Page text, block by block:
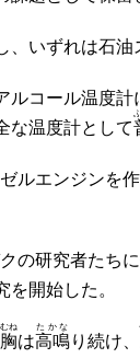
いずれは石油
ルコール温度計
な温度計として
ルエンジンを
の研究者たち
開始した。
胸
むね
は高鳴
たかな
り続け、